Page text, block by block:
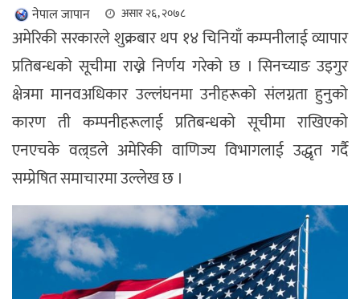
नेपाल जापान असार २६, २०७८
अमेरिकी सरकारले शुक्रबार थप १४ चिनियाँ कम्पनीलाई व्यापार
प्रतिबन्धको सूचीमा राख्ने निर्णय गरेको छ । सिनच्याङ उइगुर
क्षेत्रमा मानवअधिकार उल्लंघनमा उनीहरूको संलग्नता हुनुको
कारण ती कम्पनीहरूलाई प्रतिबन्धको सूचीमा राखिएको
एनएचके वल्र्डले अमेरिकी वाणिज्य विभागलाई उद्धृत गर्दै
सम्प्रेषित समाचारमा उल्लेख छ ।